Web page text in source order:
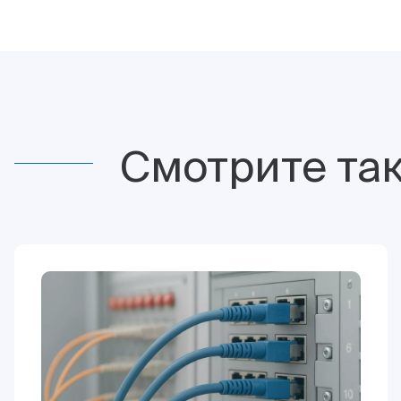
Смотрите